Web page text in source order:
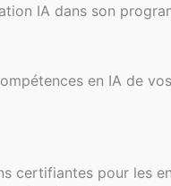
IA dans son
en IA de
certifiantes pour les